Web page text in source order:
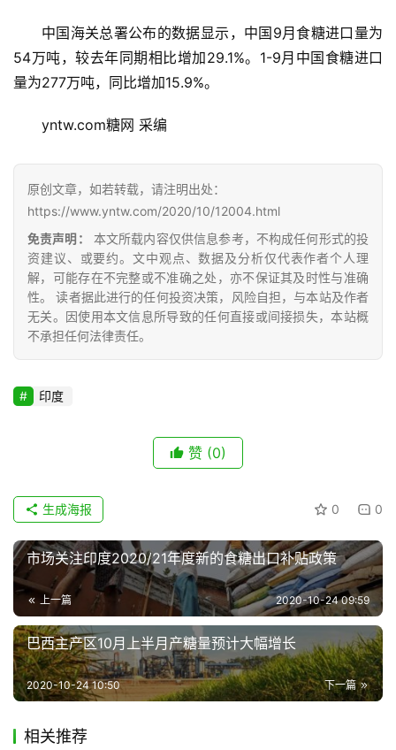
糖
网
现
货
报
价
道
产
业
链
产
储
中国海关总署公布的数据显示，中国9月食糖进口量为
54万吨，较去年同期相比增加29.1%。1-9月中国食糖进口
量为277万吨，同比增加15.9%。
yntw.com糖网 采编
原创文章，如若转载，请注明出处：
https://www.yntw.com/2020/10/12004.html
免责声明：
本文所载内容仅供信息参考，不构成任何形式的投
资建议、或要约。文中观点、数据及分析仅代表作者个人理
解，可能存在不完整或不准确之处，亦不保证其及时性与准确
性。 读者据此进行的任何投资决策，风险自担，与本站及作者
无关。因使用本文信息所导致的任何直接或间接损失，本站概
不承担任何法律责任。
印度
赞 (0)
0 0
生成海报
市场关注印度2020/21年度新的食糖出口补贴政策
上一篇 2020-10-24 09:59
巴西主产区10月上半月产糖量预计大幅增长
下一篇
2020-10-24 10:50
相关推荐